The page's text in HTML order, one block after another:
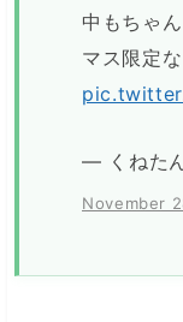
中もちゃ
マス限定
— くねた
November